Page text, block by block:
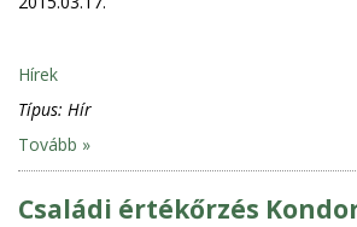
Hírek
Típus: Hír
Tovább »
Családi értékőrzés